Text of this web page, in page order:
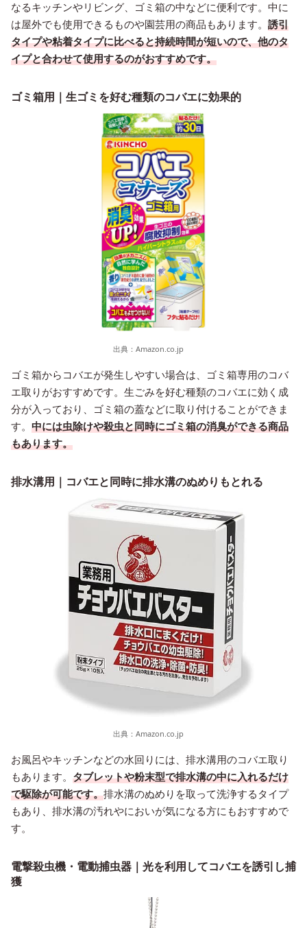
なるキッチンやリビング、ゴミ箱の中などに便利です。中に
は屋外でも使用できるものや園芸用の商品もあります。 誘引
タイプや粘着タイプに比べると持続時間が短いので、他のタ
イプと合わせて使用するのがおすすめです。
ゴミ箱用｜生ゴミを好む種類のコバエに効果的
出典： Amazon.co.jp
ゴミ箱からコバエが発生しやすい場合は、ゴミ箱専用のコバ
エ取りがおすすめです。生ごみを好む種類のコバエに効く成
分が入っており、ゴミ箱の蓋などに取り付けることができま
す。 中には虫除けや殺虫と同時にゴミ箱の消臭ができる商品
もあります。
排水溝用｜コバエと同時に排水溝のぬめりもとれる
出典： Amazon.co.jp
お風呂やキッチンなどの水回りには、排水溝用のコバエ取り
もあります。 タブレットや粉末型で排水溝の中に入れるだけ
で駆除が可能です。排水溝のぬめりを取って洗浄するタイプ
もあり、排水溝の汚れやにおいが気になる方にもおすすめで
す。
電撃殺虫機・電動捕虫器｜光を利用してコバエを誘引し捕
獲